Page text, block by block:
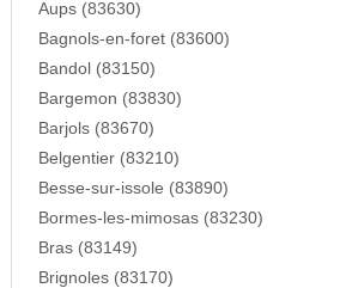
Aups (83630)
Bagnols-en-foret (83600)
Bandol (83150)
Bargemon (83830)
Barjols (83670)
Belgentier (83210)
Besse-sur-issole (83890)
Bormes-les-mimosas (83230)
Bras (83149)
Brignoles (83170)